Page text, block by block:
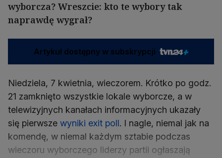
wyborcza? Wreszcie: kto te wybory tak
naprawdę wygrał?
Artykuł dostępny w subskrypcji
Niedziela, 7 kwietnia, wieczorem. Krótko po godz.
21 zamknięto wszystkie lokale wyborcze, a w
telewizyjnych kanałach informacyjnych ukazały
się pierwsze wyniki exit poll. I nagle, niemal jak na
komendę, w niemal każdym sztabie podczas
wieczoru wyborczego liderzy partii ogłaszają